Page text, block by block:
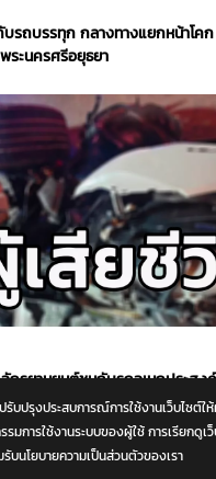
รถบรรทุก กลางทางแยกหน้าโ
ระนครศรีอยุธยา
กรยานยนต์ชนกับรถอเนกประสง
4 จ.นครปฐม
รับปรุงประสบการณ์การใช้งานเว็บไซต์ให้
มการใช้งานระบบของผู้ใช้ การเรียกดูเว็
บนโยบายความเป็นส่วนตัวของเรา